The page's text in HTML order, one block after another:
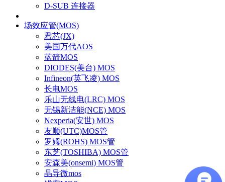
D-SUB 连接器
场效应管(MOS)
君芯(JX)
美国万代AOS
蓝箭MOS
DIODES(美台) MOS
Infineon(英飞凌) MOS
长电MOS
乐山无线电(LRC) MOS
无锡新洁能(NCE) MOS
Nexperia(安世) MOS
友顺(UTC)MOS管
罗姆(ROHS) MOS管
东芝(TOSHIBA) MOS管
安森美(onsemi) MOS管
晶导微mos